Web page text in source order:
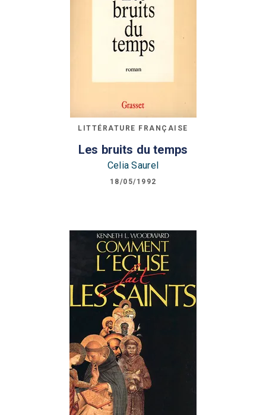
LITTÉRATURE FRANÇAISE
Les bruits du temps
Celia Saurel
18/05/1992